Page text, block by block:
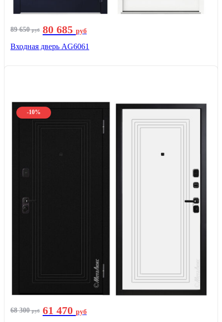
89 650руб 80 685 руб
Входная дверь AG6061
-10%
68 300руб 61 470 руб